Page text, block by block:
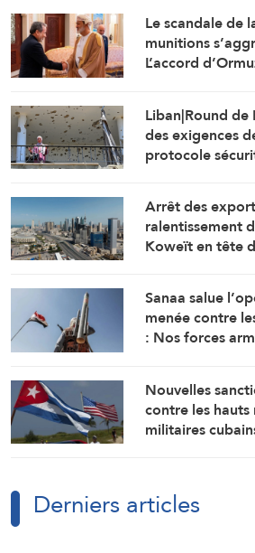
Le scandale de
munitions
L’accord
Liban|Round
des exigences
protocole
Arrêt des
ralentissement
Koweït en tête
Sanaa salue
menée contre
: Nos forces
Nouvelles
contre les
militaires
Derniers articles